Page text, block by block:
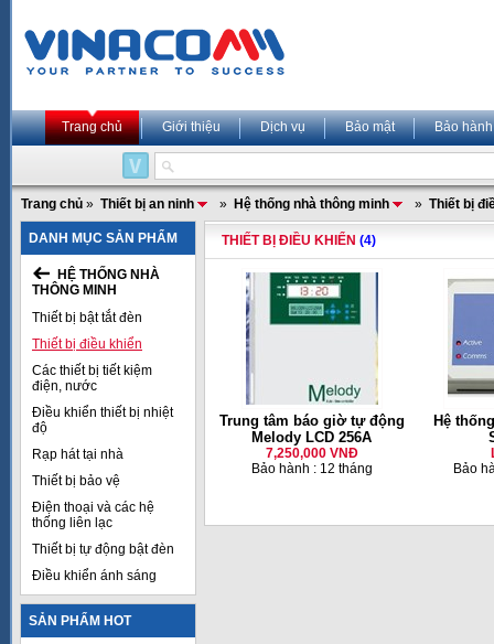
Trang chủ Giới thiệu Dịch vụ Bảo mật Bảo hành
Trang chủ » Thiết bị an ninh » Hệ thống nhà thông minh » Thiết bị
DANH MỤC SẢN PHẨM
HỆ THỐNG NHÀ
THÔNG MINH
Thiết bị bật tắt đèn
Thiết bị điều khiển
Các thiết bị tiết kiệm
điện, nước
Điều khiển thiết bị nhiệt
độ
Rạp hát tại nhà
Thiết bị bảo vệ
Điện thoại và các hệ
thống liên lạc
Thiết bị tự động bật đèn
Điều khiển ánh sáng
SẢN PHẨM HOT
THIẾT BỊ ĐIỀU KHIỂN (4)
Trung tâm báo giờ tự động
Melody LCD 256A
7,250,000 VNĐ
Bảo hành : 12 tháng
Hệ
Bảo